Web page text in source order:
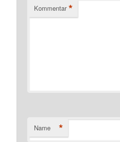
Kommentar *
Name *